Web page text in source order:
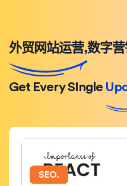
外贸网站运营,数字
Get Every SIngle
SEO.